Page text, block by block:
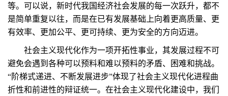
等。可以说，新时代我国经济社会发展的每一次跃升，都不
是简单重复以往，而是在已有发展基础上向着更高质量、更
有效率、更加公平、更可持续、更为安全的方向迈进。
社会主义现代化作为一项开拓性事业，其发展过程不可
避免会遇到各种可以预料和难以预料的矛盾、困难和挑战。
“阶梯式递进、不断发展进步”体现了社会主义现代化进程曲
折性和前进性的辩证统一。在社会主义现代化建设中，我们